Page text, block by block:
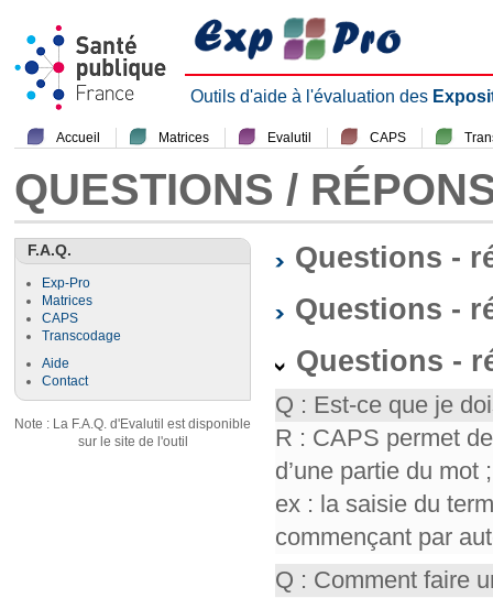
Outils d'aide à l'évaluation des
Accueil Matrices Evalutil CAPS
QUESTIONS /
F.A.Q.
Exp-Pro
Matrices
CAPS
Transcodage
Aide
Contact
Note : La F.A.Q. d'Evalutil est disponible
sur le site de l'outil
Questions -
Questions -
Questions -
Q : Est-ce que je
R : CAPS permet
d’une partie du
ex : la saisie du
commençant par
Q : Comment faire